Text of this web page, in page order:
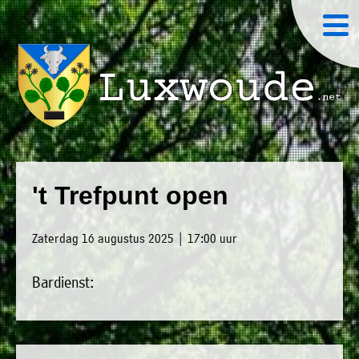
't Trefpunt open
Zaterdag 16 augustus 2025 | 17:00 uur
Bardienst:
»
Home
Welkom
Nieuws
Agenda
»
Luxwoude.net
website@luxwoude.net
Plaatselijk
belang
dit
moment
het
bestuur